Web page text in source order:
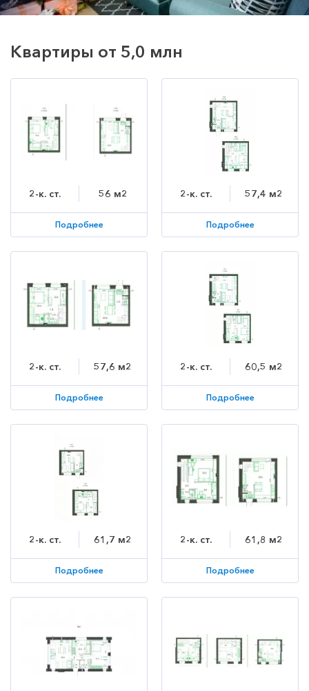
Квартиры от 5,0 млн
2-к. ст. 56 м2
Подробнее
2-к. ст. 57,4 м2
Подробнее
2-к. ст. 57,6 м2
Подробнее
2-к. ст. 60,5 м2
Подробнее
2-к. ст. 61,7 м2
Подробнее
2-к. ст. 61,8 м2
Подробнее